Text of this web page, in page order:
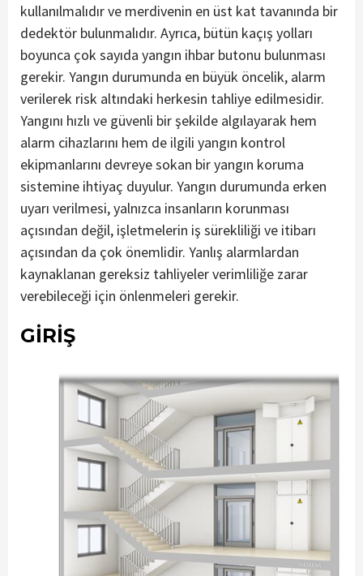
kullanılmalıdır ve merdivenin en üst kat tavanında bir
dedektör bulunmalıdır. Ayrıca, bütün kaçış yolları
boyunca çok sayıda yangın ihbar butonu bulunması
gerekir. Yangın durumunda en büyük öncelik, alarm
verilerek risk altındaki herkesin tahliye edilmesidir.
Yangını hızlı ve güvenli bir şekilde algılayarak hem
alarm cihazlarını hem de ilgili yangın kontrol
ekipmanlarını devreye sokan bir yangın koruma
sistemine ihtiyaç duyulur. Yangın durumunda erken
uyarı verilmesi, yalnızca insanların korunması
açısından değil, işletmelerin iş sürekliliği ve itibarı
açısından da çok önemlidir. Yanlış alarmlardan
kaynaklanan gereksiz tahliyeler verimliliğe zarar
verebileceği için önlenmeleri gerekir.
GİRİŞ